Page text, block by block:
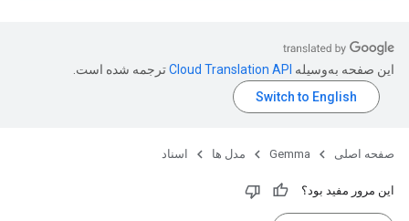
این صفحه به‌وسیله ترجمه شده است.
صفحه اصلی Gemma مدل ها اسناد
این مرور مفید بود؟